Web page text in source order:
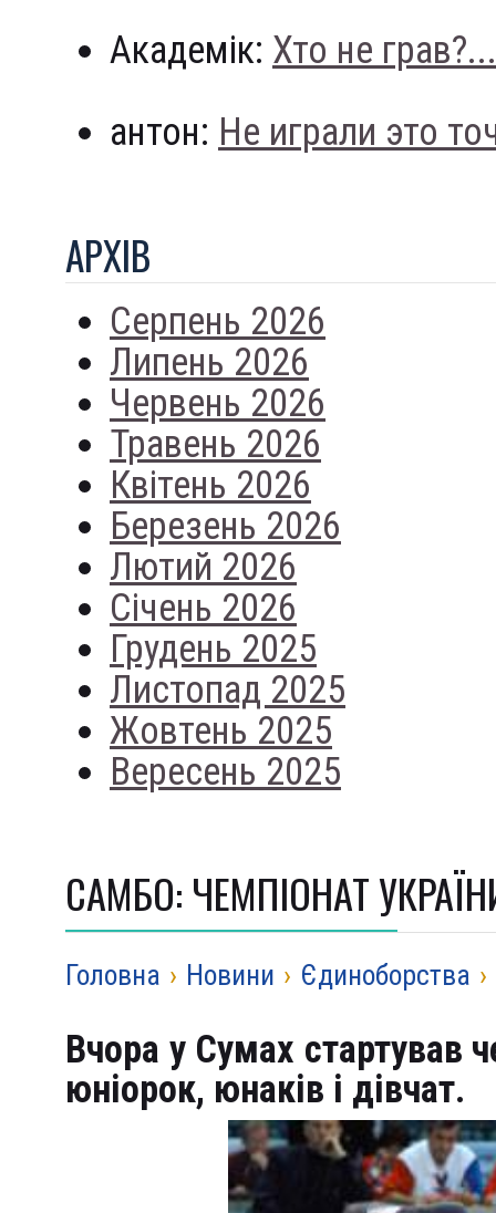
Академік: Хто не грав?...
антон: Не играли это
АРХIВ
Серпень 2026
Липень 2026
Червень 2026
Травень 2026
Квітень 2026
Березень 2026
Лютий 2026
Січень 2026
Грудень 2025
Листопад 2025
Жовтень 2025
Вересень 2025
САМБО: ЧЕМПІОНАТ
Головна › Новини › Єдиноборства ›
Вчора у Сумах стартував
юніорок, юнаків і дівчат.